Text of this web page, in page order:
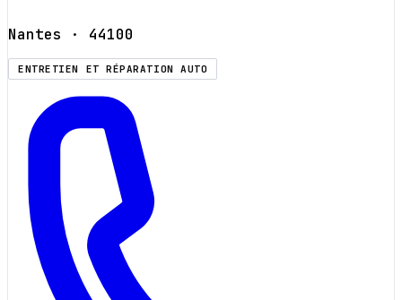
Nantes · 44100
ENTRETIEN ET RÉPARATION AUTO